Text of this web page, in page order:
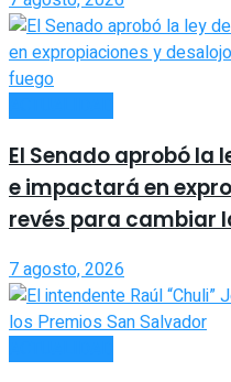
El Senado aprobó la
e impactará en
revés para cambiar
7 agosto, 2026